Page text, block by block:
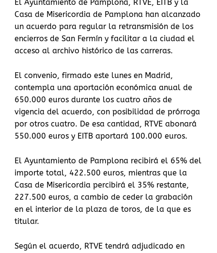
El Ayuntamiento de Pamplona, RTVE, EITB y la
Casa de Misericordia de Pamplona han alcanzado
un acuerdo para regular la retransmisión de los
encierros de San Fermín y facilitar a la ciudad el
acceso al archivo histórico de las carreras.
El convenio, firmado este lunes en Madrid,
contempla una aportación económica anual de
650.000 euros durante los cuatro años de
vigencia del acuerdo, con posibilidad de prórroga
por otros cuatro. De esa cantidad, RTVE abonará
550.000 euros y EITB aportará 100.000 euros.
El Ayuntamiento de Pamplona recibirá el 65% del
importe total, 422.500 euros, mientras que la
Casa de Misericordia percibirá el 35% restante,
227.500 euros, a cambio de ceder la grabación
en el interior de la plaza de toros, de la que es
titular.
Según el acuerdo, RTVE tendrá adjudicado en